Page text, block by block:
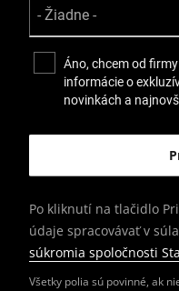
Všetky polia sú povinné, ak
Áno, chcem od
informácie o
novinkách a
Po kliknutí na tlačidlo
údaje spracovávať v
súkromia spoločnosti